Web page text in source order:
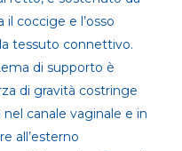
coccige e l’osso
tessuto connettivo.
di supporto è
di gravità costringe
nel canale vaginale e in
all’esterno